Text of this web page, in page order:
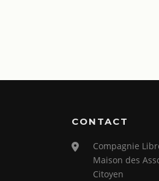
CONTACT
Compagnie
Maison des
Citoyen